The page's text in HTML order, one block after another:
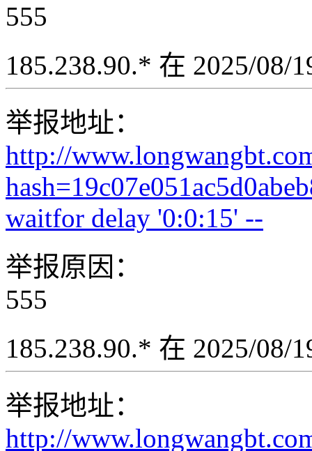
555
185.238.90.* 在 2025/08/
举报地址：
http://
waitfor delay '0:0:15' --
举报原因：
555
185.238.90.* 在 2025/08/
举报地址：
http://